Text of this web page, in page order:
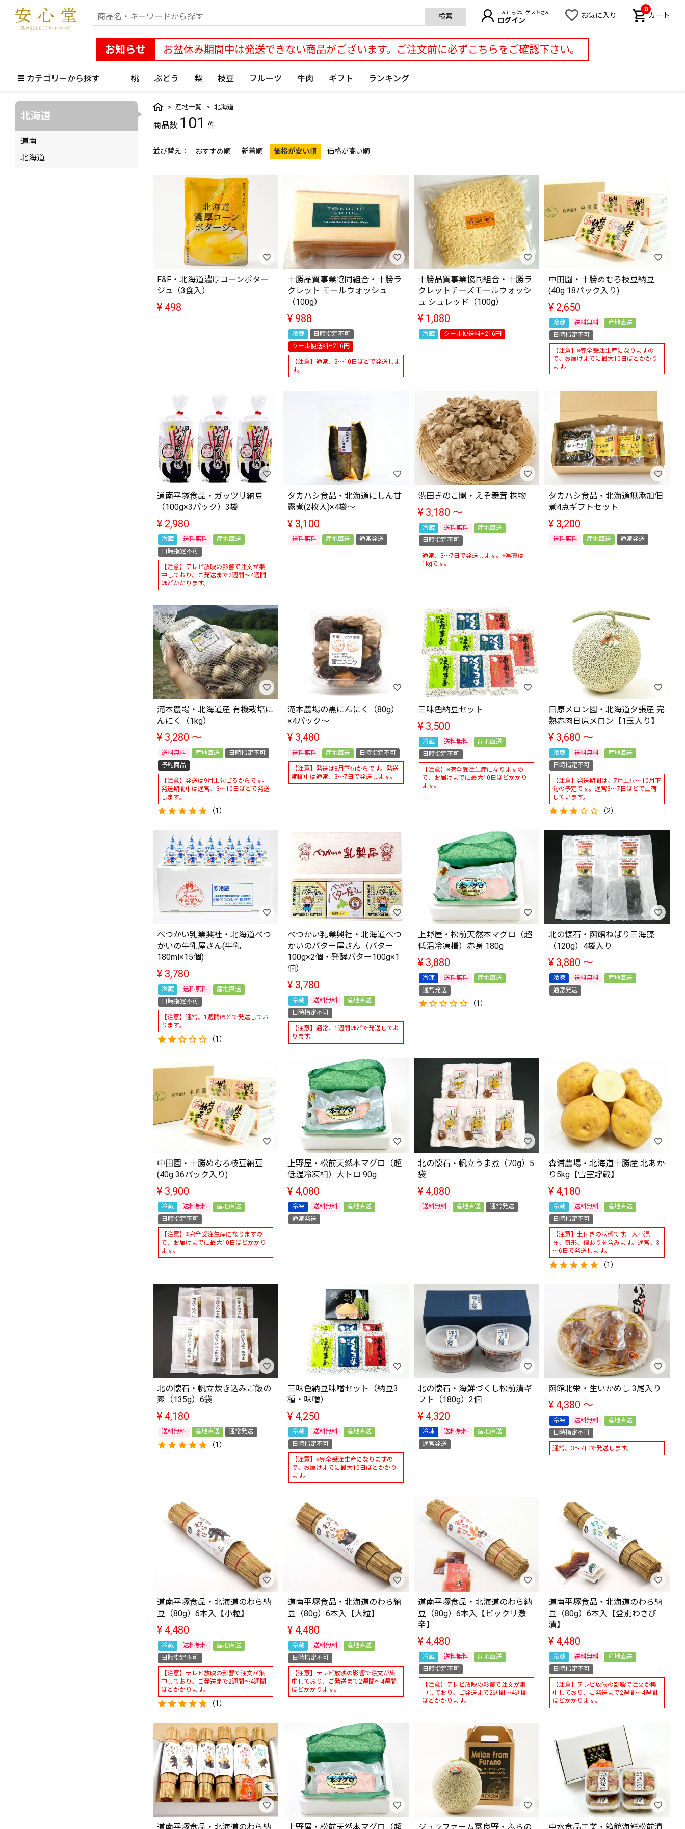
検索 こんにちは、ゲストさん
ログイン
お気に入り カート
0
お知らせ お盆休み期間中は発送できない商品がございます。ご注文前に必ずこちらをご確認下さい。
カテゴリーから探す 桃 ぶどう 梨 枝豆 フルーツ 牛肉 ギフト ランキング
北海道
道南
北海道
産地一覧 北海道
並び替え おすすめ順 新着順 価格が安い順 価格が高い順
101
F&F・北海道濃厚コーンポター
ジュ（3食入）
¥ 498
十勝品質事業協同組合・十勝ラ
クレット モールウォッシュ
（100g）
¥ 988
冷蔵
日時指定不可
クール便送料+216円
【注意】通常、3～10日ほどで発送しま
す。
十勝品質事業協同組合・十勝ラ
クレットチーズモールウォッシ
ュ シュレッド（100g）
¥ 1,080
冷蔵 クール便送料+216円
中田園・十勝めむろ枝豆納豆
(40g 18パック入り)
¥ 2,650
冷蔵 送料無料
産地直送
日時指定不可
【注意】※完全受注生産になりますの
で、お届けまでに最大10日ほどかかり
ます。
道南平塚食品・ガッツリ納豆
（100g×3パック）3袋
¥ 2,980
冷蔵 送料無料
産地直送
日時指定不可
【注意】テレビ放映の影響で注文が集
中しており、ご発送まで2週間～4週間
ほどかかります。
タカハシ食品・北海道にしん甘
露煮(2枚入)×4袋～
¥ 3,100
送料無料 産地直送 通常発送
渋田きのこ園・えぞ舞茸 株物
¥ 3,180 〜
冷蔵 送料無料
産地直送
日時指定不可
通常、3～7日で発送します。※写真は
1kgです。
タカハシ食品・北海道無添加佃
煮4点ギフトセット
¥ 3,200
送料無料 産地直送 通常発送
滝本農場・北海道産 有機栽培に
んにく（1kg）
¥ 3,280 〜
送料無料 産地直送
日時指定不可
予約商品
【注意】発送は9月上旬ごろからです。
発送期間中は通常、3～10日ほどで発送
します。
（1）
滝本農場の黒にんにく（80g）
×4パック～
¥ 3,480
送料無料 産地直送 日時指定不可
【注意】発送は8月下旬からです。発送
期間中は通常、3～7日で発送します。
三味色納豆セット
¥ 3,500
冷蔵 送料無料
産地直送
日時指定不可
【注意】※完全受注生産になりますの
で、お届けまでに最大10日ほどかかり
ます。
日原メロン園・北海道夕張産 完
熟赤肉日原メロン【1玉入り】
¥ 3,680 〜
冷蔵 送料無料
産地直送
日時指定不可
【注意】発送期間は、7月上旬～10月下
旬の予定です。通常3～7日ほどで出荷
しています。
（2）
べつかい乳業興社・北海道べつ
かいの牛乳屋さん(牛乳
180ml×15個)
¥ 3,780
冷蔵 送料無料
産地直送
日時指定不可
【注意】通常、1週間ほどで発送してお
ります。
（1）
べつかい乳業興社・北海道べつ
かいのバター屋さん（バター
100g×2個・発酵バター100g×1
個）
¥ 3,780
冷蔵 送料無料
産地直送
日時指定不可
【注意】通常、1週間ほどで発送してお
ります。
上野屋・松前天然本マグロ（超
低温冷凍柵）赤身 180g
¥ 3,880
冷凍 送料無料
産地直送
通常発送
（1）
北の懐石・函館ねばり三海藻
（120g）4袋入り
¥ 3,880 〜
冷凍 送料無料
産地直送
通常発送
中田園・十勝めむろ枝豆納豆
(40g 36パック入り)
¥ 3,900
冷蔵 送料無料
産地直送
日時指定不可
【注意】※完全受注生産になりますの
で、お届けまでに最大10日ほどかかり
ます。
上野屋・松前天然本マグロ（超
低温冷凍柵）大トロ 90g
¥ 4,080
冷凍 送料無料
産地直送
通常発送
北の懐石・帆立うま煮（70g）5
袋
¥ 4,080
送料無料 産地直送 通常発送
森浦農場・北海道十勝産 北あか
り5kg【雪室貯蔵】
¥ 4,180
冷蔵 送料無料
産地直送
日時指定不可
【注意】土付きの状態です。大小混
在、奇形、傷ありを含みます。通常、3
～6日で発送します。
（1）
北の懐石・帆立炊き込みご飯の
素（135g）6袋
¥ 4,180
送料無料 産地直送 通常発送
（1）
三味色納豆味噌セット（納豆3
種・味噌）
¥ 4,250
冷蔵 送料無料
産地直送
日時指定不可
【注意】※完全受注生産になりますの
で、お届けまでに最大10日ほどかかり
ます。
北の懐石・海鮮づくし松前漬ギ
フト（180g）2個
¥ 4,320
冷凍 送料無料
産地直送
通常発送
函館北栄・生いかめし 3尾入り
¥ 4,380 〜
冷凍 送料無料
産地直送
日時指定不可
通常、3～7日で発送します。
道南平塚食品・北海道のわら納
豆（80g）6本入【小粒】
¥ 4,480
冷蔵 送料無料
産地直送
日時指定不可
【注意】テレビ放映の影響で注文が集
中しており、ご発送まで2週間～4週間
ほどかかります。
（1）
道南平塚食品・北海道のわら納
豆（80g）6本入【大粒】
¥ 4,480
冷蔵 送料無料
産地直送
日時指定不可
【注意】テレビ放映の影響で注文が集
中しており、ご発送まで2週間～4週間
ほどかかります。
道南平塚食品・北海道のわら納
豆（80g）6本入【ビックリ激
辛】
¥ 4,480
冷蔵 送料無料
産地直送
日時指定不可
【注意】テレビ放映の影響で注文が集
中しており、ご発送まで2週間～4週間
ほどかかります。
道南平塚食品・北海道のわら納
豆（80g）6本入【登別わさび
漬】
¥ 4,480
冷蔵 送料無料
産地直送
日時指定不可
【注意】テレビ放映の影響で注文が集
中しており、ご発送まで2週間～4週間
ほどかかります。